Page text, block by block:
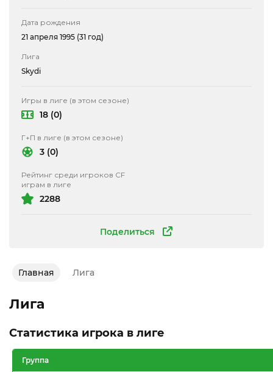
Поделиться
Дата рождения
21 апреля 1995 (31 год)
Лига
Skydi
Игры в лиге (в этом сезоне)
18 (0)
Г+П в лиге (в этом сезоне)
3 (0)
Рейтинг среди игроков CF
играм в лиге
2288
Главная Лига
Лига
Статистика игрока в лиге
Группа